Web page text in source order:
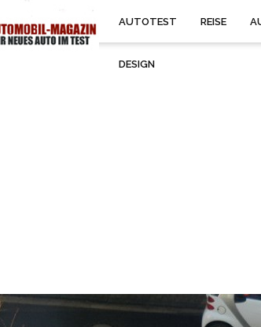
AUTOTEST REISE
DESIGN